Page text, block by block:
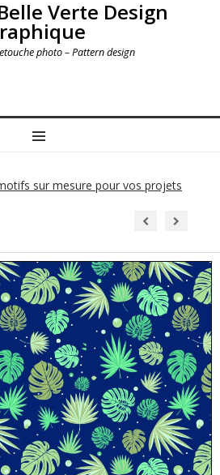
Verte Design
photo – Pattern design
MENU
sur mesure pour vos projets